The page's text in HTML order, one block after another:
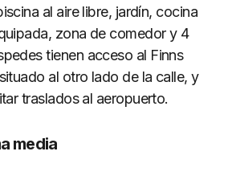
al aire libre, jardín, cocina
zona de comedor y 4
tienen acceso al Finns
al otro lado de la calle, y
traslados al aeropuerto.
media